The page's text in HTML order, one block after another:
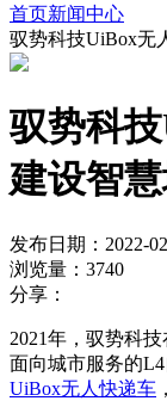
首页新闻中心
驭势科技UiBox无
驭势科
建设智
发布日期：2022-
浏览量：3740
分享：
2021年，驭势科
面向城市服务的
UiBox无人快递车